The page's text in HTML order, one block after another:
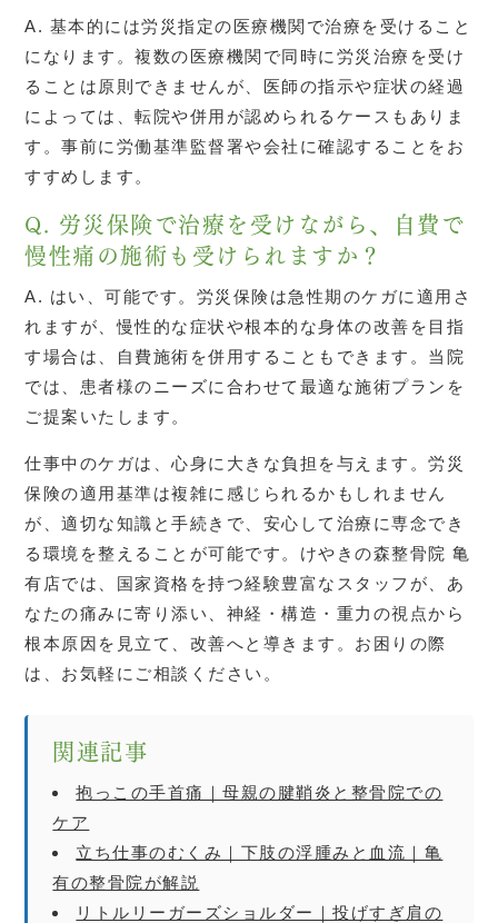
A. 基本的には労災指定の医療機関で治療を受けること
になります。複数の医療機関で同時に労災治療を受け
ることは原則できませんが、医師の指示や症状の経過
によっては、転院や併用が認められるケースもありま
す。事前に労働基準監督署や会社に確認することをお
すすめします。
Q. 労災保険で治療を受けながら、自費で
慢性痛の施術も受けられますか？
A. はい、可能です。労災保険は急性期のケガに適用さ
れますが、慢性的な症状や根本的な身体の改善を目指
す場合は、自費施術を併用することもできます。当院
では、患者様のニーズに合わせて最適な施術プランを
ご提案いたします。
仕事中のケガは、心身に大きな負担を与えます。労災
保険の適用基準は複雑に感じられるかもしれません
が、適切な知識と手続きで、安心して治療に専念でき
る環境を整えることが可能です。けやきの森整骨院 亀
有店では、国家資格を持つ経験豊富なスタッフが、あ
なたの痛みに寄り添い、神経・構造・重力の視点から
根本原因を見立て、改善へと導きます。お困りの際
は、お気軽にご相談ください。
関連記事
抱っこの手首痛｜母親の腱鞘炎と整骨院での
ケア
立ち仕事のむくみ｜下肢の浮腫みと血流｜亀
有の整骨院が解説
リトルリーガーズショルダー｜投げすぎ肩の